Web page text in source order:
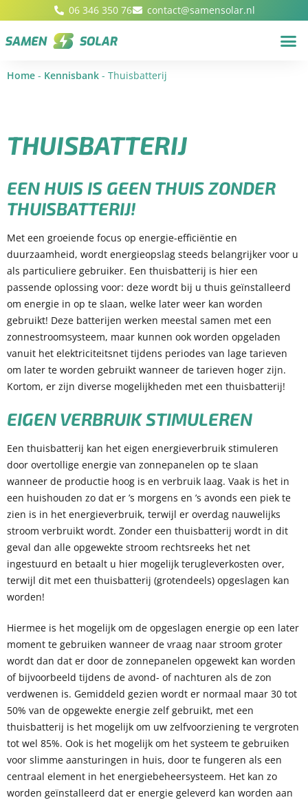
06 346 350 76 contact@samensolar.nl
Home - Kennisbank - Thuisbatterij
THUISBATTERIJ
EEN HUIS IS GEEN THUIS ZONDER
THUISBATTERIJ!
Met een groeiende focus op energie-efficiëntie en
duurzaamheid, wordt energieopslag steeds belangrijker voor u
als particuliere gebruiker. Een thuisbatterij is hier een
passende oplossing voor: deze wordt bij u thuis geïnstalleerd
om energie in op te slaan, welke later weer kan worden
gebruikt! Deze batterijen werken meestal samen met een
zonnestroomsysteem, maar kunnen ook worden opgeladen
vanuit het elektriciteitsnet tijdens periodes van lage tarieven
om later te worden gebruikt wanneer de tarieven hoger zijn.
Kortom, er zijn diverse mogelijkheden met een thuisbatterij!
EIGEN VERBRUIK STIMULEREN
Een thuisbatterij kan het eigen energieverbruik stimuleren
door overtollige energie van zonnepanelen op te slaan
wanneer de productie hoog is en verbruik laag. Vaak is het in
een huishouden zo dat er ’s morgens en ’s avonds een piek te
zien is in het energieverbruik, terwijl er overdag nauwelijks
stroom verbruikt wordt. Zonder een thuisbatterij wordt in dit
geval dan alle opgewekte stroom rechtsreeks het net
ingestuurd en betaalt u hier mogelijk terugleverkosten over,
terwijl dit met een thuisbatterij (grotendeels) opgeslagen kan
worden!
Hiermee is het mogelijk om de opgeslagen energie op een later
moment te gebruiken wanneer de vraag naar stroom groter
wordt dan dat er door de zonnepanelen opgewekt kan worden
of bijvoorbeeld tijdens de avond- of nachturen als de zon
verdwenen is. Gemiddeld gezien wordt er normaal maar 30 tot
50% van de opgewekte energie zelf gebruikt, met een
thuisbatterij is het mogelijk om uw zelfvoorziening te vergroten
tot wel 85%. Ook is het mogelijk om het systeem te gebruiken
voor slimme aansturingen in huis, door te fungeren als een
centraal element in het energiebeheersysteem. Het kan zo
worden geïnstalleerd dat er energie geleverd kan worden aan